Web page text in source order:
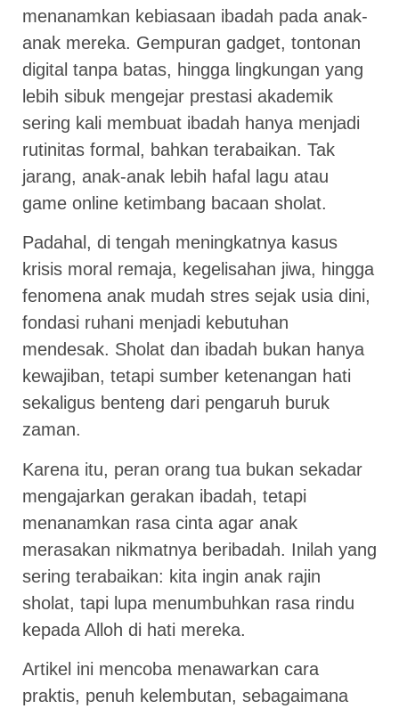
menanamkan kebiasaan ibadah pada anak-
anak mereka. Gempuran gadget, tontonan
digital tanpa batas, hingga lingkungan yang
lebih sibuk mengejar prestasi akademik
sering kali membuat ibadah hanya menjadi
rutinitas formal, bahkan terabaikan. Tak
jarang, anak-anak lebih hafal lagu atau
game online ketimbang bacaan sholat.
Padahal, di tengah meningkatnya kasus
krisis moral remaja, kegelisahan jiwa, hingga
fenomena anak mudah stres sejak usia dini,
fondasi ruhani menjadi kebutuhan
mendesak. Sholat dan ibadah bukan hanya
kewajiban, tetapi sumber ketenangan hati
sekaligus benteng dari pengaruh buruk
zaman.
Karena itu, peran orang tua bukan sekadar
mengajarkan gerakan ibadah, tetapi
menanamkan rasa cinta agar anak
merasakan nikmatnya beribadah. Inilah yang
sering terabaikan: kita ingin anak rajin
sholat, tapi lupa menumbuhkan rasa rindu
kepada Alloh di hati mereka.
Artikel ini mencoba menawarkan cara
praktis, penuh kelembutan, sebagaimana